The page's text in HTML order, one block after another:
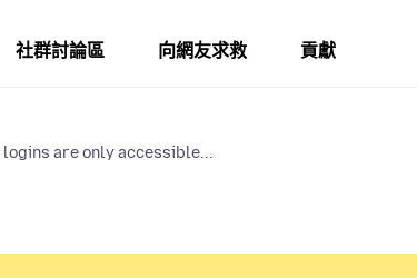
社群討論區 向網友求救 貢獻
logins are only accessible...